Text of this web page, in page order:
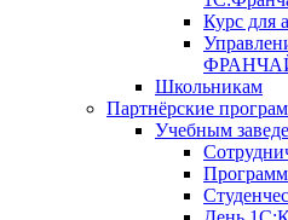
Курс для
Школьникам
Партнёрские
Учебным